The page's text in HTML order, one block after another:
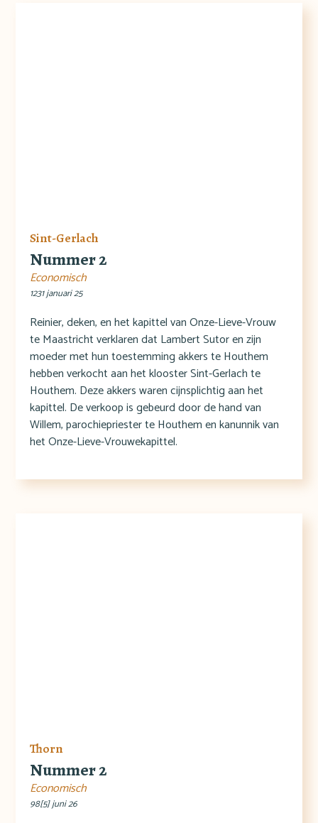
Sint-Gerlach
Nummer 2
Economisch
1231 januari 25
Reinier, deken, en het kapittel van Onze-Lieve-Vrouw
te Maastricht verklaren dat Lambert Sutor en zijn
moeder met hun toestemming akkers te Houthem
hebben verkocht aan het klooster Sint-Gerlach te
Houthem. Deze akkers waren cijnsplichtig aan het
kapittel. De verkoop is gebeurd door de hand van
Willem, parochiepriester te Houthem en kanunnik van
het Onze-Lieve-Vrouwekapittel.
Thorn
Nummer 2
Economisch
98[5] juni 26